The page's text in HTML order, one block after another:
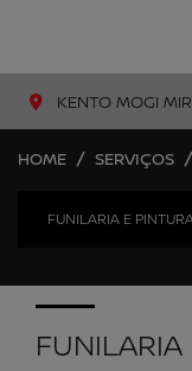
KENTO MOGI
HOME SERVIÇOS
FUNILARIA E